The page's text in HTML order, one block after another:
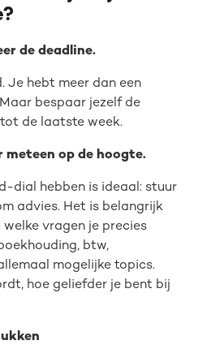
de deadline.
Je hebt meer dan een
bespaar jezelf de
de laatste week.
meteen op de hoogte.
dial hebben is ideaal: stuur
advies. Het is belangrijk
vragen je precies
btw,
mogelijke topics.
hoe geliefder je bent bij